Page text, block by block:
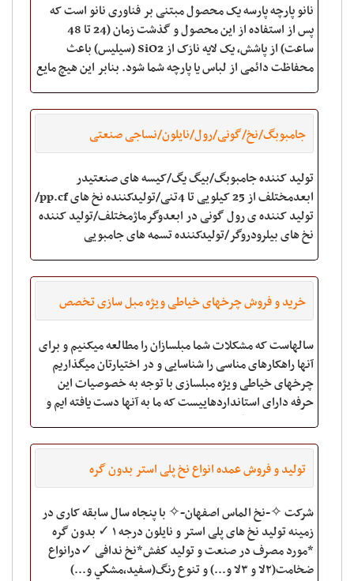
نانو پارچه پارسه یک محصول مبتنی بر فناوری نانو است که
پس از استفاده از این محصول و گذشت زمان (24 تا 48
ساعت) از پاشش، یک لایه نازک از SiO2 (سیلیس) باعث
محفاظت دائمی از لباس یا پارچه شما شود. بنابر این هیچ مایع
جامبوبگ/نخ/گونی/رول/نایلون/نساجی صنعتی
تولید کننده جامبوبگ/بیگ یگ/کیسه های صنعتیدر
ابعدمختلف از 25 کیلویی تا 4تنی/تولیدکننده نخ های pp.cf/
تولید کننده ی رول گونی در ابعدوگرماژمختلف/تولید کننده
نخ های بیلرودروگر/تولیدکننده تسمه های جامبویی
خرید و فروش چرخهای خیاطی ویژه مبل سازی تخصص
سالهاست که مشکلات شما مبلسازان را مطالعه میکنیم و برای
آنها راهکارهای مناسی را شناسایی و در اختیارتان میگذاریم
چرخهای خیاطی ویژه مبلسازی با توجه به خصوصیات این
حرفه دارای استانداردهاییست که ما به آنها دست یافته ایم و
هم اکنون مشتاقانه در اختیار
تولید و فروش عمده انواع نخ پلی استر بدون گره
شرکت ✧-نخ الماس اصفهان-✧ با پنجاه سال سابقه کاری در
زمینه تولید نخ های پلی استر و نایلون درجه ١ ✓ بدون گره
*مورد مصرف در صنعت و توليد كفش*نخ ندافی ✓درانواع
ضخامت(٢لا و ٣لا و...) و تنوع رنگ(سفيد،مشكي و...)